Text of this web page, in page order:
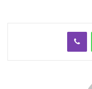
واتساب ڤايبر